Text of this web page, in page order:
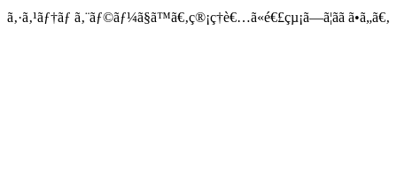
ã‚·ã‚¹ãƒ†ãƒ ã‚¨ãƒ©ãƒ¼ã§ã™ã€‚ç®¡ç†è€…ã«é€£çµ¡ã—ã¦ãã ã•ã„ã€‚